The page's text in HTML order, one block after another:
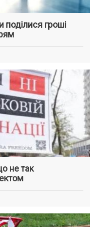
поділися гроші
не так